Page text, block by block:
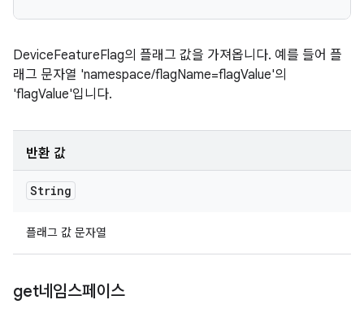
DeviceFeatureFlag의 플래그 값을 가져옵니다. 예를 들어 플
래그 문자열 'namespace/flagName=flagValue'의
'flagValue'입니다.
반환 값
String
플래그 값 문자열
get네임스페이스